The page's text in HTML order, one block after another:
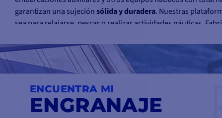
garantizan una sujeciónsólida y duradera. Nuestras
sea para relajarse, pescar o realizar actividades náuticas.
Haga su pedido ahora en ComptoirNautique.com para
de una navegación más cómoda y funcional.
ENCUENTRA MI
ENGRANAJE